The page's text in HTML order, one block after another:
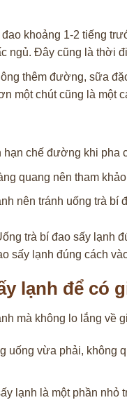
đao khoảng 1-2 tiếng
ngủ. Đây cũng là thời
thêm đường, sữa
một chút cũng là một
chế đường khi pha
quang nên tham
nên tránh uống trà bí
sấy lạnh đúng cách
lạnh để có
mà không lo lắng về
uống vừa phải, không
lạnh là một phần nhỏ